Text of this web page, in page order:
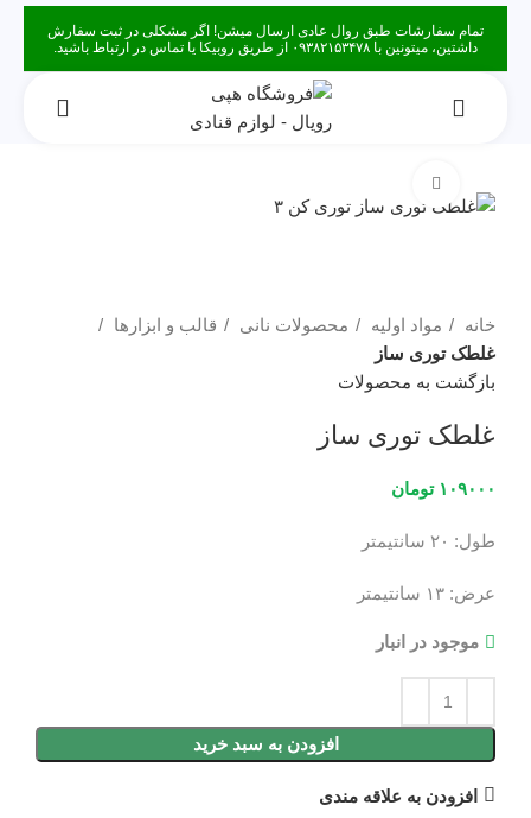
تمام سفارشات طبق روال عادی ارسال میشن! اگر مشکلی در ثبت سفارش
داشتین، میتونین با ۰۹۳۸۲۱۵۳۴۷۸ از طریق روبیکا یا تماس در ارتباط باشید.
خانه مواد اولیه محصولات نانی
قالب و ابزارها
غلطک توری ساز
بازگشت به محصولات
غلطک توری ساز
۱۰۹۰۰۰ تومان
طول: ۲۰ سانتیمتر
عرض: ۱۳ سانتیمتر
موجود در انبار
افزودن به سبد خرید
افزودن به علاقه مندی